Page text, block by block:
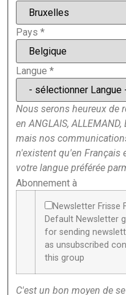
Pays *
Langue *
Nous serons heureux de
en ANGLAIS, ALLEMAND,
mais nos
n'existent qu'en Français
votre langue préférée
Abonnement à
Newsletter Frisse
Default Newsletter
for sending
as unsubscribed
this group
C'est un bon moyen de